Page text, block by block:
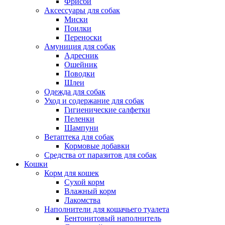
Аксессуары для собак
Миски
Поилки
Переноски
Амуниция для собак
Адресник
Ошейник
Поводки
Шлеи
Одежда для собак
Уход и содержание для собак
Гигиенические салфетки
Пеленки
Шампуни
Ветаптека для собак
Кормовые добавки
Средства от паразитов для собак
Кошки
Корм для кошек
Сухой корм
Влажный корм
Лакомства
Наполнители для кошачьего туалета
Бентонитовый наполнитель